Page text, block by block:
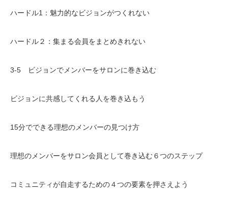
ハードル1：魅力的なビジョンがつくれない
ハードル２：集まる会員をまとめきれない
3-5 ビジョンでメンバーをサロンに巻き込む
ビジョンに共感してくれる人を巻き込もう
15分でできる理想のメンバーの見つけ方
理想のメンバーをサロン会員として巻き込む６つのステップ
コミュニティが自走するための４つの要素を押さえよう